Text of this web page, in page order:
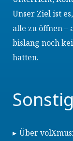
Unser Ziel ist
alle zu öffnen –
bislang noch
hatten.
Über